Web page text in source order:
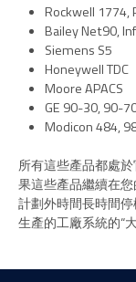
Rockwell 1774,
Bailey Net90,
Siemens S5
Honeywell TDC
Moore APACS
GE 90-30, 90-
Modicon 484,
所有這些產品都處
果這些產品繼續在
計劃外時間長時間
生產的工廠系統的“